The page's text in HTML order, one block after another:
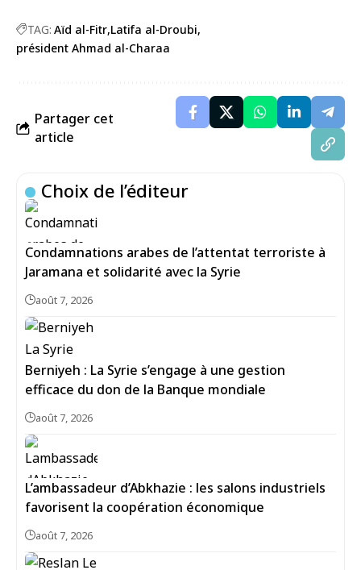
TAG: Aïd al-Fitr Latifa al-Droubi
président Ahmad al-Charaa
Partager cet
article
Choix de l’éditeur
Condamnations arabes de l’attentat terroriste à
Jaramana et solidarité avec la Syrie
août 7, 2026
Berniyeh : La Syrie s’engage à une gestion
efficace du don de la Banque mondiale
août 7, 2026
L’ambassadeur d’Abkhazie : les salons industriels
favorisent la coopération économique
août 7, 2026